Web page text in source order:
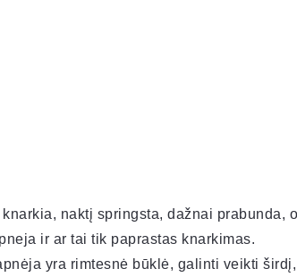
naktį springsta, dažnai prabunda, o
ir ar tai tik paprastas knarkimas.
yra rimtesnė būklė, galinti veikti širdį,